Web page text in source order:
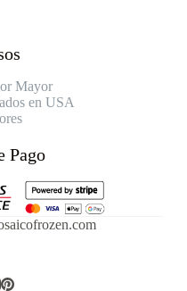
Mayor
en USA
Pago